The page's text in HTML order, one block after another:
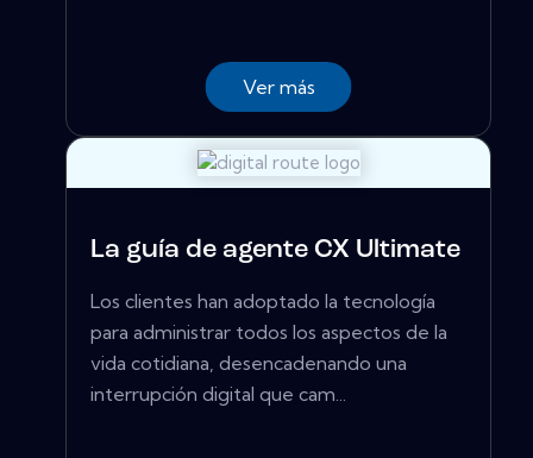
Ver más
La guía de agente CX Ultimate
Los clientes han adoptado la tecnología
para administrar todos los aspectos de la
vida cotidiana, desencadenando una
interrupción digital que cam...